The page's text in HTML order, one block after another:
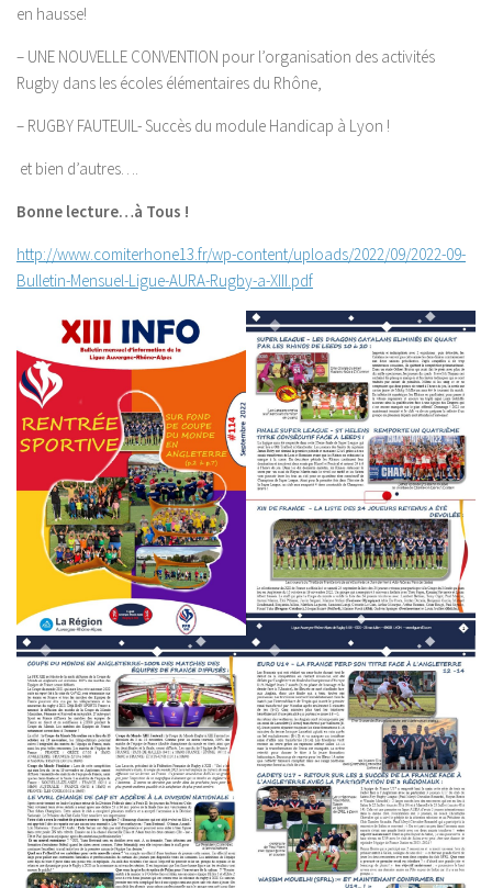
en hausse!
– UNE NOUVELLE CONVENTION pour l’organisation des activités
Rugby dans les écoles élémentaires du Rhône,
– RUGBY FAUTEUIL- Succès du module Handicap à Lyon !
et bien d’autres….
Bonne lecture…à Tous !
http://www.comiterhone13.fr/wp-content/uploads/2022/09/2022-09-
Bulletin-Mensuel-Ligue-AURA-Rugby-a-XIII.pdf